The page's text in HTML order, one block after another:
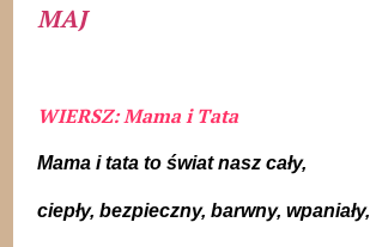
MAJ
WIERSZ: Mama i Tata
Mama i tata to świat nasz cały,
ciepły, bezpieczny, barwny, wpaniały,